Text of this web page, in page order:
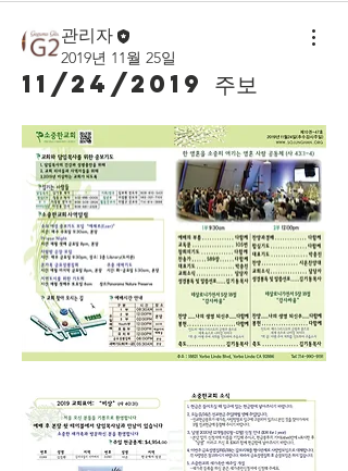
관리자
2019년 11월 25일
11/24/2019 주보